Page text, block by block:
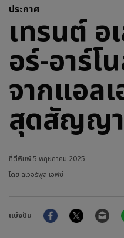
ประกาศ
เทรนต์ อ
อร์-อาร์โ
จากแอล
สุดสัญญา
ที่ตีพิมพ์5 พฤษภาคม 2025
โดย ลิเวอร์พูล เอฟซี
แบ่งปัน
FacebookTwitter